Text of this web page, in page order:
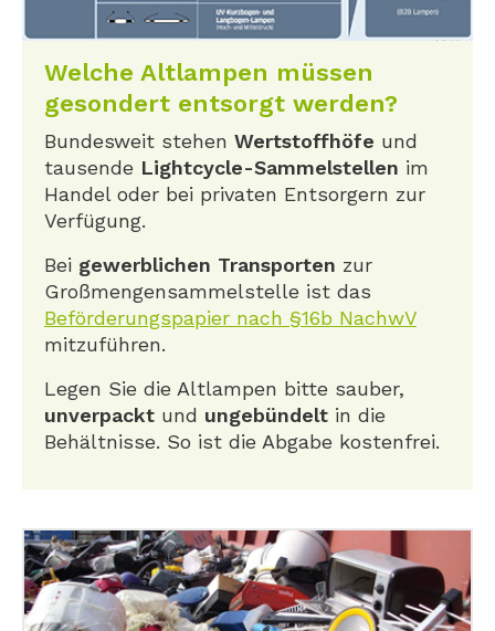
Welche Altlampen müssen
gesondert entsorgt werden?
Bundesweit stehen Wertstoffhöfe und
tausende Lightcycle-Sammelstellen im
Handel oder bei privaten Entsorgern zur
Verfügung.
Bei gewerblichen Transporten zur
Großmengensammelstelle ist das
Beförderungspapier nach §16b NachwV
mitzuführen.
Legen Sie die Altlampen bitte sauber,
unverpackt und ungebündelt in die
Behältnisse. So ist die Abgabe kostenfrei.